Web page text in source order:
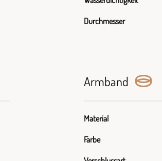
Durchmesser
Armband
Material
Farbe